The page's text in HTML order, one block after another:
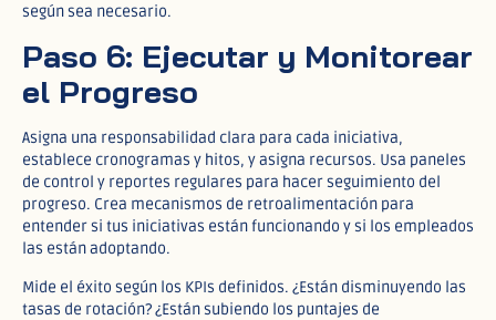
según sea necesario.
Paso 6: Ejecutar y Monitorear
el Progreso
Asigna una responsabilidad clara para cada iniciativa,
establece cronogramas y hitos, y asigna recursos. Usa paneles
de control y reportes regulares para hacer seguimiento del
progreso. Crea mecanismos de retroalimentación para
entender si tus iniciativas están funcionando y si los empleados
las están adoptando.
Mide el éxito según los KPIs definidos. ¿Están disminuyendo las
tasas de rotación? ¿Están subiendo los puntajes de